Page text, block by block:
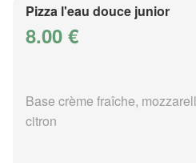
Pizza l'eau douce junior
8.00 €
Base crème fraîche,
citron